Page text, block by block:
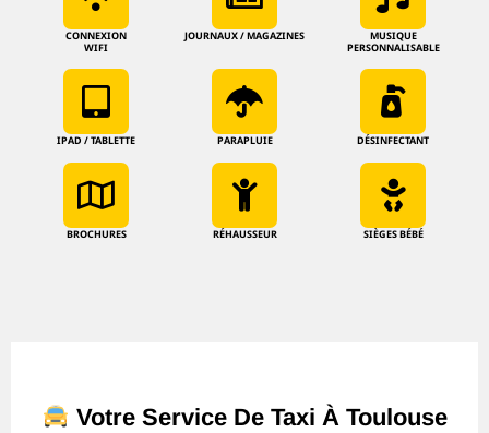
CONNEXION
WIFI
JOURNAUX / MAGAZINES
MUSIQUE
PERSONNALISABLE
IPAD / TABLETTE PARAPLUIE DÉSINFECTANT
BROCHURES RÉHAUSSEUR SIÈGES BÉBÉ
Votre Service De Taxi À Toulouse